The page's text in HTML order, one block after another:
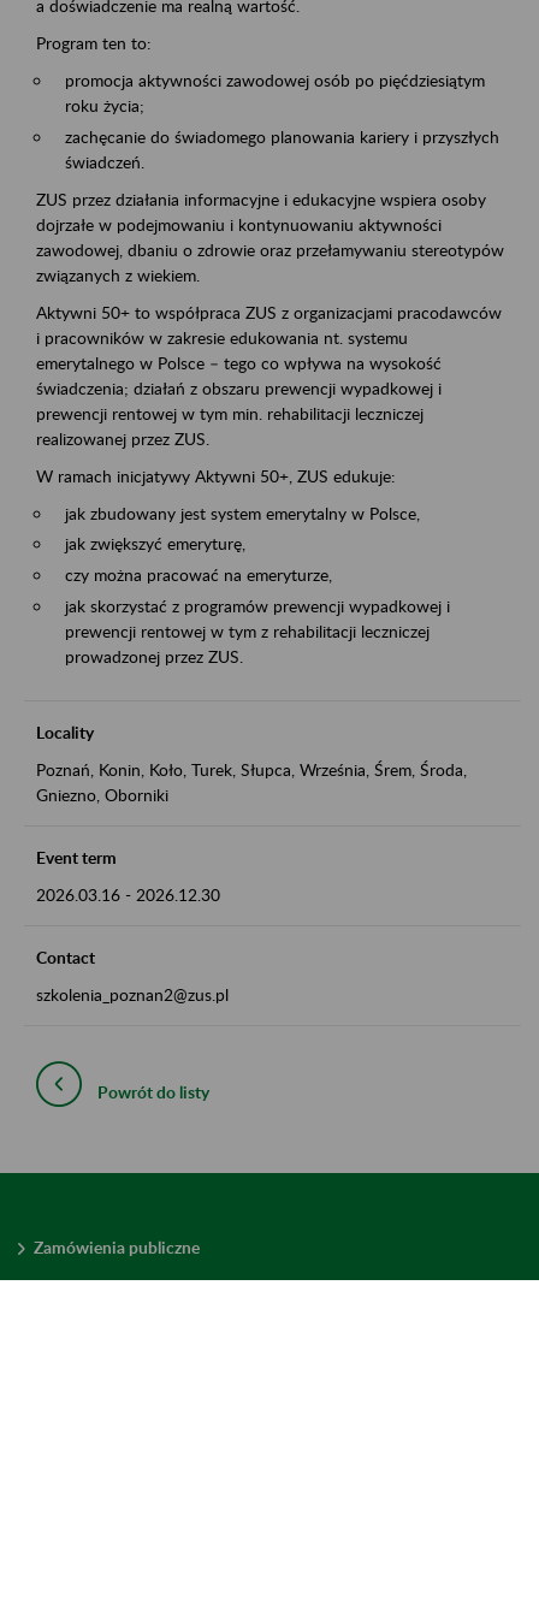
a doświadczenie ma realną wartość.
Program ten to:
promocja aktywności zawodowej osób po pięćdziesiątym
roku życia;
zachęcanie do świadomego planowania kariery i przyszłych
świadczeń.
ZUS przez działania informacyjne i edukacyjne wspiera osoby
dojrzałe w podejmowaniu i kontynuowaniu aktywności
zawodowej, dbaniu o zdrowie oraz przełamywaniu stereotypów
związanych z wiekiem.
Aktywni 50+ to współpraca ZUS z organizacjami pracodawców
i pracowników w zakresie edukowania nt. systemu
emerytalnego w Polsce – tego co wpływa na wysokość
świadczenia; działań z obszaru prewencji wypadkowej i
prewencji rentowej w tym min. rehabilitacji leczniczej
realizowanej przez ZUS.
W ramach inicjatywy Aktywni 50+, ZUS edukuje:
jak zbudowany jest system emerytalny w Polsce,
jak zwiększyć emeryturę,
czy można pracować na emeryturze,
jak skorzystać z programów prewencji wypadkowej i
prewencji rentowej w tym z rehabilitacji leczniczej
prowadzonej przez ZUS.
Locality
Poznań, Konin, Koło, Turek, Słupca, Września, Śrem, Środa,
Gniezno, Oborniki
Event term
2026.03.16 - 2026.12.30
Contact
szkolenia_poznan2@zus.pl
Powrót do listy
Zamówienia publiczne